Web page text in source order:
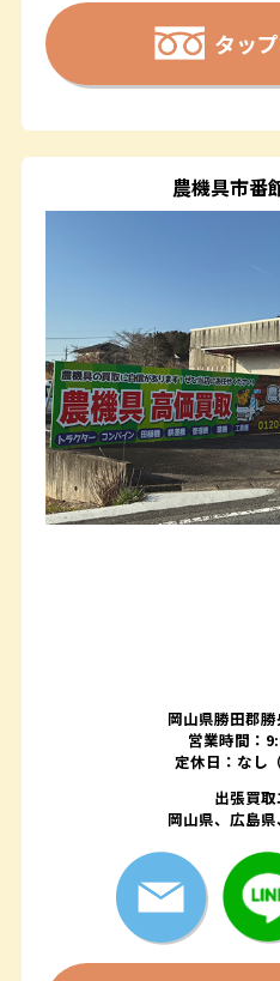
タッ
農機具市番
岡山県勝田郡
営業時間：
定休日：なし
出張買
岡山県、広島